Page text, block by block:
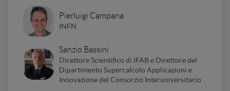
Pierluigi Campana
INFN
Sanzio Bassini
Direttore Scientifico di IFAB e Direttore del
Dipartimento Supercalcolo Applicazioni e
Innovazione del Consorzio Interuniversitario